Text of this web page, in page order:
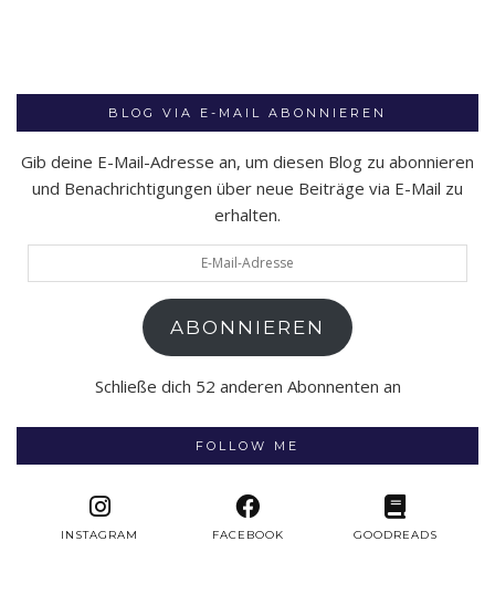
BLOG VIA E-MAIL ABONNIEREN
Gib deine E-Mail-Adresse an, um diesen Blog zu abonnieren
und Benachrichtigungen über neue Beiträge via E-Mail zu
erhalten.
Mail-
ABONNIEREN
Schließe dich 52 anderen Abonnenten an
FOLLOW ME
INSTAGRAM FACEBOOK GOODREADS